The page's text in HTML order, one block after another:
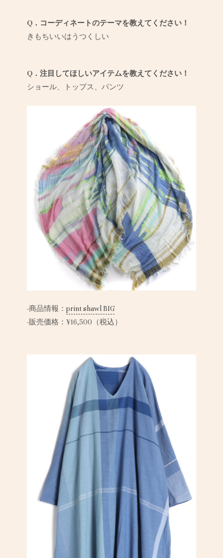
Q．コーディネートのテーマを教えてください！
きもちいいはうつくしい
Q．注目してほしいアイテムを教えてください！
ショール、トップス、パンツ
-商品情報：print shawl BIG
-販売価格：¥16,500（税込）